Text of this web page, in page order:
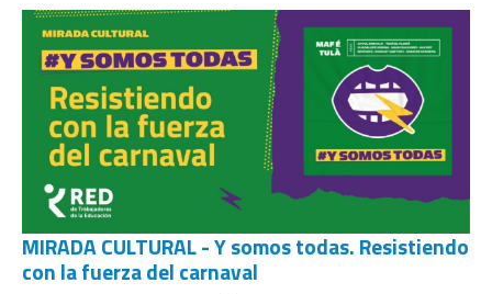
MIRADA CULTURAL - Y somos todas. Resistiendo
con la fuerza del carnaval